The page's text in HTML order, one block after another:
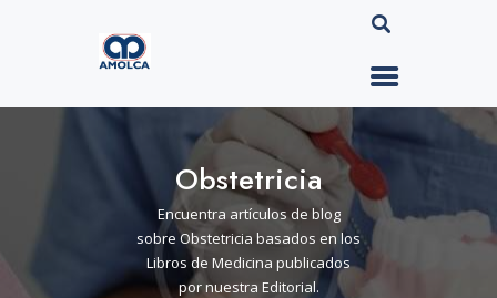
Obstetricia
Encuentra artículos de blog
sobre Obstetricia basados en los
Libros de Medicina publicados
por nuestra Editorial.